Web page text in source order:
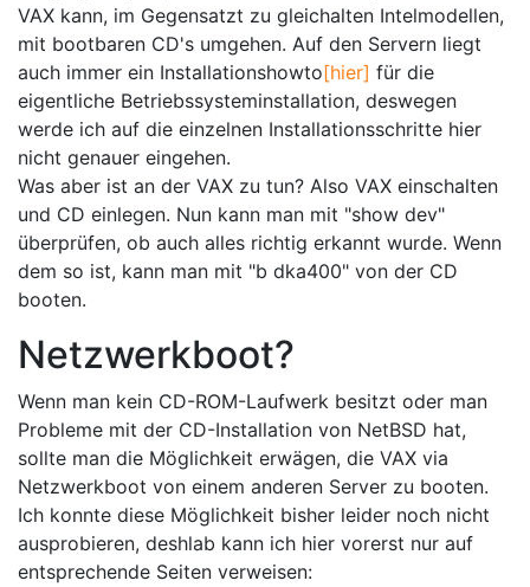
VAX kann, im Gegensatzt zu gleichalten Intelmodellen,
mit bootbaren CD's umgehen. Auf den Servern liegt
auch immer ein Installationshowto[hier] für die
eigentliche Betriebssysteminstallation, deswegen
werde ich auf die einzelnen Installationsschritte hier
nicht genauer eingehen.
Was aber ist an der VAX zu tun? Also VAX einschalten
und CD einlegen. Nun kann man mit "show dev"
überprüfen, ob auch alles richtig erkannt wurde. Wenn
dem so ist, kann man mit "b dka400" von der CD
booten.
Netzwerkboot?
Wenn man kein CD-ROM-Laufwerk besitzt oder man
Probleme mit der CD-Installation von NetBSD hat,
sollte man die Möglichkeit erwägen, die VAX via
Netzwerkboot von einem anderen Server zu booten.
Ich konnte diese Möglichkeit bisher leider noch nicht
ausprobieren, deshlab kann ich hier vorerst nur auf
entsprechende Seiten verweisen: